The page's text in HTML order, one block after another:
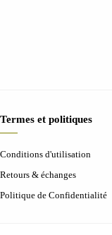
Termes et politiques
Conditions d'utilisation
Retours & échanges
Politique de Confidentialité